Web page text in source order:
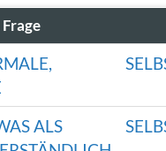
Frage
ALS